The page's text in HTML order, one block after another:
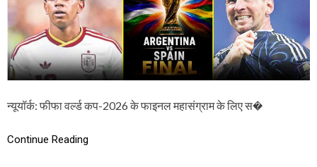
O
R
L
D
न्यूयॉर्क: फीफा वर्ल्ड कप-2026 के फाइनल महासंग्राम के लिए स�
Continue Reading